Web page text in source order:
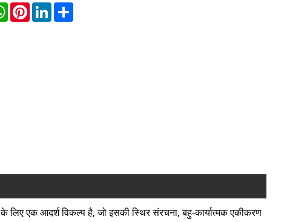
WhatsApp
PinterestLinkedIn
के लिए एक आदर्श विकल्प है, जो इसकी स्थिर संरचना, बहु-कार्यात्मक एकीकरण